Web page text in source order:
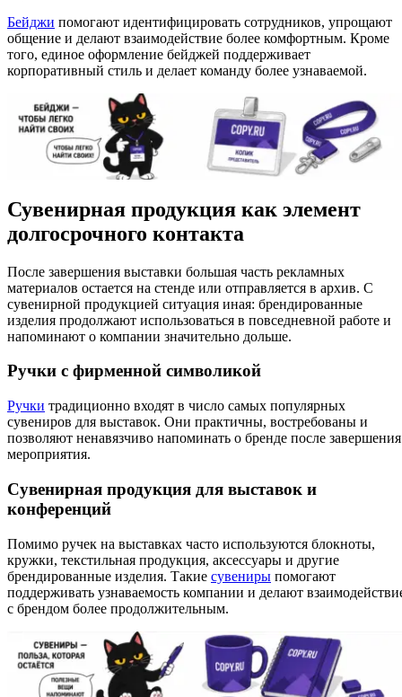
Бейджи помогают идентифицировать сотрудников, упрощают
общение и делают взаимодействие более комфортным. Кроме
того, единое оформление бейджей поддерживает
корпоративный стиль и делает команду более узнаваемой.
Сувенирная продукция как элемент
долгосрочного контакта
После завершения выставки большая часть рекламных
материалов остается на стенде или отправляется в архив. С
сувенирной продукцией ситуация иная: брендированные
изделия продолжают использоваться в повседневной работе и
напоминают о компании значительно дольше.
Ручки с фирменной символикой
Ручки традиционно входят в число самых популярных
сувениров для выставок. Они практичны, востребованы и
позволяют ненавязчиво напоминать о бренде после завершения
мероприятия.
Сувенирная продукция для выставок и
конференций
Помимо ручек на выставках часто используются блокноты,
кружки, текстильная продукция, аксессуары и другие
брендированные изделия. Такие сувениры помогают
поддерживать узнаваемость компании и делают
с брендом более продолжительным.